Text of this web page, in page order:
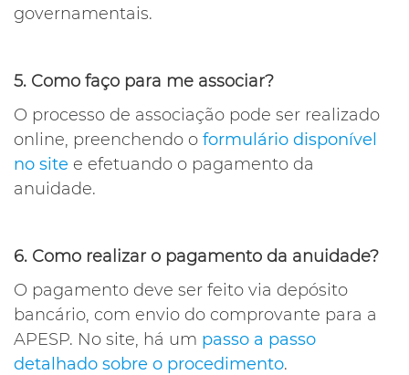
governamentais.
5. Como faço para me associar?
O processo de associação pode ser realizado
online, preenchendo o formulário disponível
no site e efetuando o pagamento da
anuidade.
6. Como realizar o pagamento da anuidade?
O pagamento deve ser feito via depósito
bancário, com envio do comprovante para a
APESP. No site, há um passo a passo
detalhado sobre o procedimento.